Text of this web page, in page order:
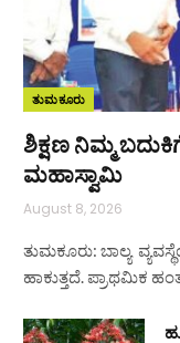
ತುಮಕೂರು
ಶಿಕ್ಷಣ ನಿಮ್ಮ
ಮಹಾಸ್ವಾಮಿ
August 8, 2026
ತುಮಕೂರು: ಬಾಲ್ಯ
ಹಾಕುತ್ತದೆ. ಪ್ರಾಥಮಿಕ